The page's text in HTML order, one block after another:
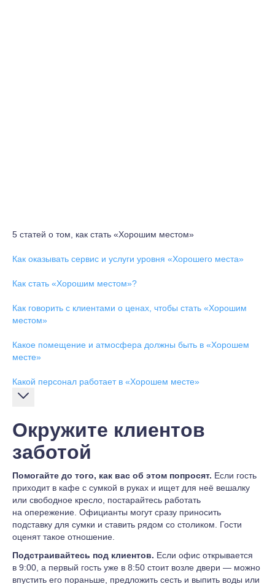
5 статей о том, как стать «Хорошим местом»
Как оказывать сервис и услуги уровня «Хорошего места»
Как стать «Хорошим местом»?
Как говорить с клиентами о ценах, чтобы стать «Хорошим
местом»
Какое помещение и атмосфера должны быть в «Хорошем
месте»
Какой персонал работает в «Хорошем месте»
Окружите клиентов
заботой
Помогайте до того, как вас об этом попросят. Если гость
приходит в кафе с сумкой в руках и ищет для неё вешалку
или свободное кресло, постарайтесь работать
на опережение. Официанты могут сразу приносить
подставку для сумки и ставить рядом со столиком. Гости
оценят такое отношение.
Подстраивайтесь под клиентов. Если офис открывается
в 9:00, а первый гость уже в 8:50 стоит возле двери — можно
впустить его пораньше, предложить сесть и выпить воды или